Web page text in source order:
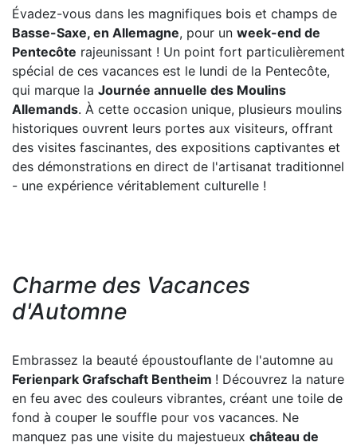
Évadez-vous dans les magnifiques bois et champs de
Basse-Saxe, en Allemagne, pour un week-end de
Pentecôte rajeunissant ! Un point fort particulièrement
spécial de ces vacances est le lundi de la Pentecôte,
qui marque la Journée annuelle des Moulins
Allemands. À cette occasion unique, plusieurs moulins
historiques ouvrent leurs portes aux visiteurs, offrant
des visites fascinantes, des expositions captivantes et
des démonstrations en direct de l'artisanat traditionnel
- une expérience véritablement culturelle !
Charme des Vacances
d'Automne
Embrassez la beauté époustouflante de l'automne au
Ferienpark Grafschaft Bentheim ! Découvrez la nature
en feu avec des couleurs vibrantes, créant une toile de
fond à couper le souffle pour vos vacances. Ne
manquez pas une visite du majestueux château de